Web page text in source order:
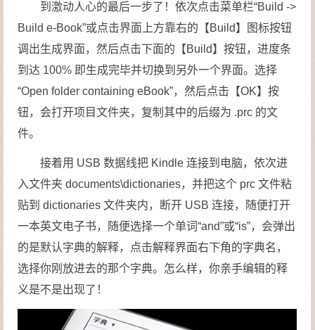
到激动人心的最后一步了！依次点击菜单栏“Build ->
Build e-Book”或点击界面上方靠右的【Build】图标按钮
调出生成界面，然后点击下面的【Build】按钮，进度条
到达 100% 即生成完毕并切换到另外一个界面。选择
“Open folder containing eBook”，然后点击【OK】按
钮，会打开项目文件夹，复制其中的后缀为 .prc 的文
件。
接着用 USB 数据线把 Kindle 连接到电脑，依次进
入文件夹 documents\dictionaries，并把这个 prc 文件粘
贴到 dictionaries 文件夹内，断开 USB 连接，随便打开
一本英文电子书，随便选择一个单词“and”或“is”，会弹出
的是默认字典的解释，点击解释界面右下角的字典名，
选择你刚放进去的那个字典。怎么样，你亲手编辑的释
义是不是出现了！